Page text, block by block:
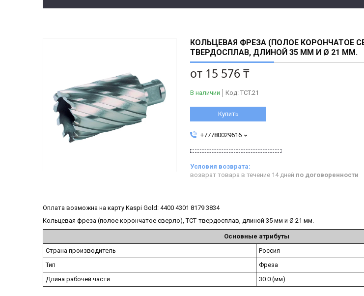
КОЛЬЦЕВАЯ ФРЕЗА (ПОЛОЕ КОРОНЧАТОЕ
ТВЕРДОСПЛАВ, ДЛИНОЙ 35 ММ И Ø 21 ММ.
от 15 576 ₸
В наличии Код: TCT.21
Купить
+77780029616
возврат товара в течение 14 дней по договоренности
Оплата возможна на карту Kaspi Gold: 4400 4301 8179 3834
Кольцевая фреза (полое корончатое сверло), ТСТ-твердосплав, длиной 35 мм и Ø 21 мм.
Основные атрибуты
Страна производитель
Россия
Тип
Фреза
Длина рабочей части
30.0 (мм)